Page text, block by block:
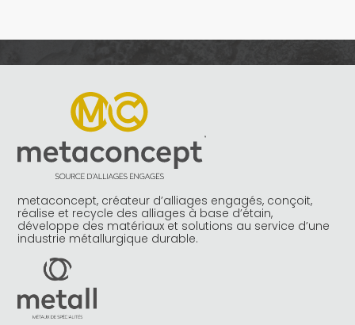
metaconcept, créateur d’alliages engagés, conçoit,
réalise et recycle des alliages à base d’étain,
développe des matériaux et solutions au service d’une
industrie métallurgique durable.